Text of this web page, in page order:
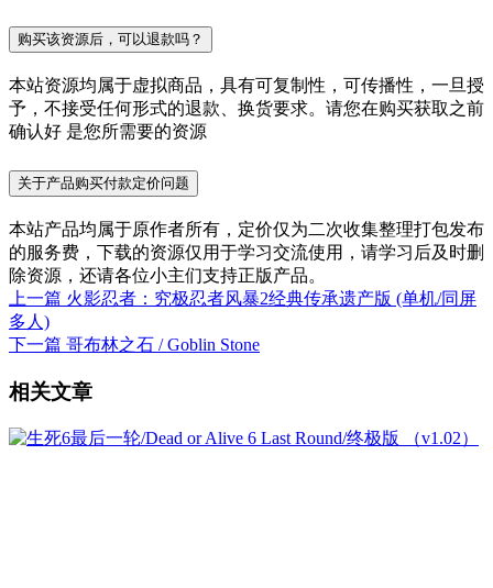
购买该资源后，可以退款吗？
本站资源均属于虚拟商品，具有可复制性，可传播性，一旦授
予，不接受任何形式的退款、换货要求。请您在购买获取之前
确认好 是您所需要的资源
关于产品购买付款定价问题
本站产品均属于原作者所有，定价仅为二次收集整理打包发布
的服务费，下载的资源仅用于学习交流使用，请学习后及时删
除资源，还请各位小主们支持正版产品。
上一篇 火影忍者：究极忍者风暴2经典传承遗产版 (单机/同屏
多人)
下一篇 哥布林之石 / Goblin Stone
相关文章